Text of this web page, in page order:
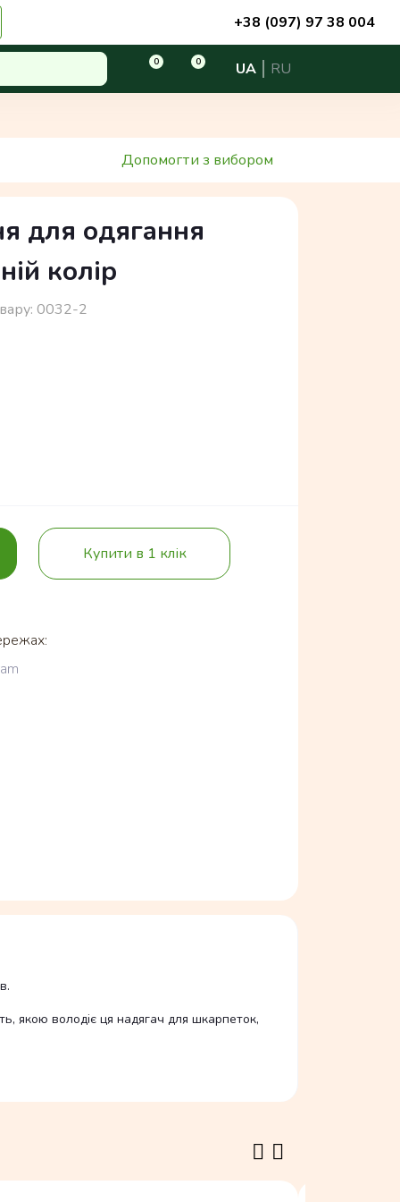
+38 (097) 97 38 004
0 0 UA RU
Допомогти з вибором
для одягання
колір
0032-2
Купити в 1 клік
якою володіє ця надягач для шкарпеток,